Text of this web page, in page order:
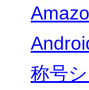
称号